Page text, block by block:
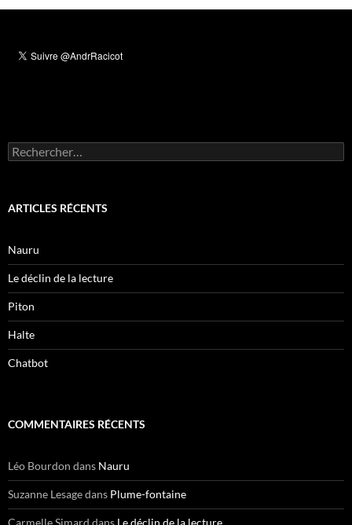
Rechercher :
ARTICLES RÉCENTS
Nauru
Le déclin de la lecture
Piton
Halte
Chatbot
COMMENTAIRES RÉCENTS
Léo Bourdon dans Nauru
Suzanne Lesagedans Plume-fontaine